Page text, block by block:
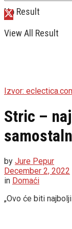
No Result
View All Result
Izvor:
Stric –
by Jure Pepur
December 2, 2022
in Domaći
„Ovo će biti